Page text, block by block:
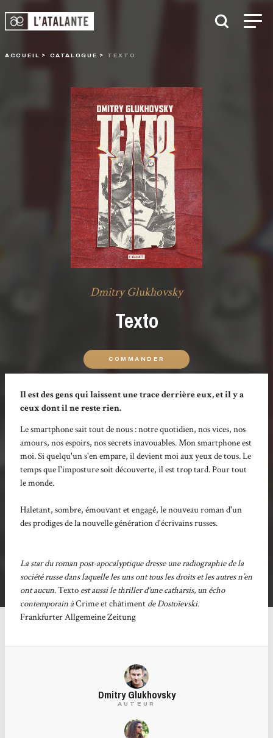
ACCUEIL CATALOGUE TEXTO
Dmitry Glukhovsky
Texto
COMMANDER
Il est des gens qui laissent une trace derrière eux, et il y a
ceux dont il ne reste rien.
Le smartphone sait tout de nous : notre quotidien, nos vices, nos
amours, nos espoirs, nos secrets inavouables. Mon smartphone est
moi. Si quelqu'un s'en empare, il devient moi aux yeux de tous. Le
temps que l'imposture soit découverte, il est trop tard. Pour tout
le monde.
Haletant, sombre, émouvant et engagé, le nouveau roman d'un
des prodiges de la nouvelle génération d'écrivains russes.
La star du roman post-apocalyptique dresse une radiographie de la
société russe dans laquelle les uns ont tous les droits et les autres n’en
ont aucun.Textoest aussi le thriller d’une catharsis, un écho
contemporain àCrime et châtiment de Dostoïevski.
Frankfurter Allgemeine Zeitung
Dmitry Glukhovsky
AUTEUR